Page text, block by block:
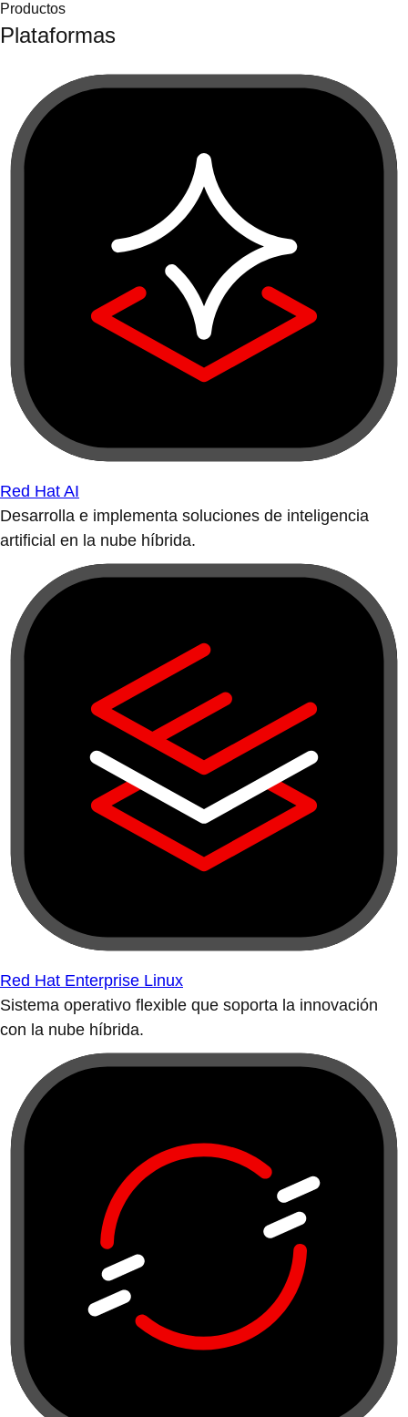
Productos
Plataformas
Red Hat AI
Desarrolla e implementa soluciones de inteligencia
artificial en la nube híbrida.
Red Hat Enterprise Linux
Sistema operativo flexible que soporta la innovación
con la nube híbrida.